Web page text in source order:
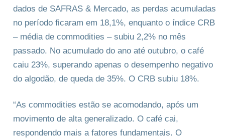
dados de SAFRAS & Mercado, as perdas acumuladas
no período ficaram em 18,1%, enquanto o índice CRB
– média de commodities – subiu 2,2% no mês
passado. No acumulado do ano até outubro, o café
caiu 23%, superando apenas o desempenho negativo
do algodão, de queda de 35%. O CRB subiu 18%.
“As commodities estão se acomodando, após um
movimento de alta generalizado. O café cai,
respondendo mais a fatores fundamentais. O